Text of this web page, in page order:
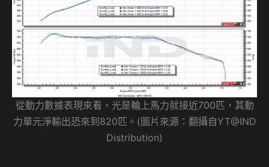
從動力數據表現來看，光是輪上馬力就接近700匹，其動
力單元淨輸出恐來到820匹。(圖片來源：翻攝自YT@IND
Distribution)